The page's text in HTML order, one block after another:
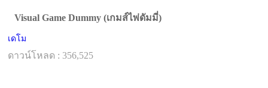
Visual Game Dummy (เกมส์ไพ่ดัมมี่)
เดโม
ดาวน์โหลด : 356,525